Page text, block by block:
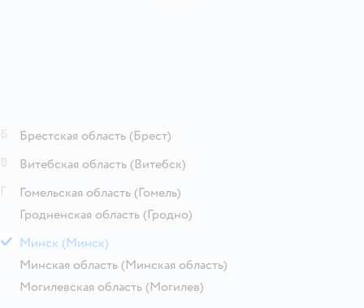
Брестская область (Брест)
Витебская область (Витебск)
Гомельская область (Гомель)
Гродненская область (Гродно)
М Минск (Минск)
Минская область (Минская область)
Могилевская область (Могилев)